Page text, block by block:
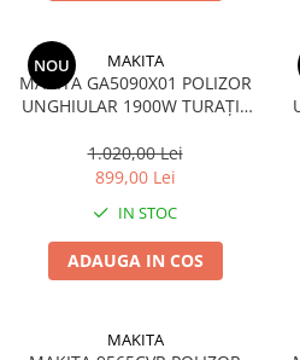
NOU MAKITA
MAKITA GA5090X01 POLIZOR
UNGHIULAR 1900W TURAȚIE
1.020,00 Lei
899,00 Lei
IN STOC
ADAUGA IN COS
MAKITA